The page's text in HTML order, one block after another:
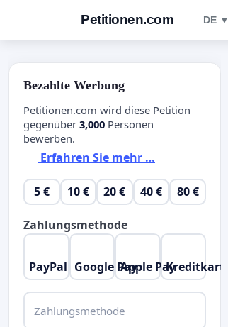
Petitionen.com DE ▼
Bezahlte Werbung
Petitionen.com wird diese Petition
gegenüber 3,000 Personen
bewerben.
Erfahren Sie mehr …
5 € 10 € 20 € 40 € 80 €
Zahlungsmethode
PayPal Google PayApple PayKreditkarte
Zahlungsmethode